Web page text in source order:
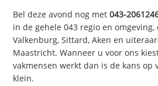
Bel deze avond nog met043-
in de gehele 043 regio en
Valkenburg, Sittard, Aken en
Maastricht. Wanneer u voor ons
vakmensen werkt dan is de kans op
klein.